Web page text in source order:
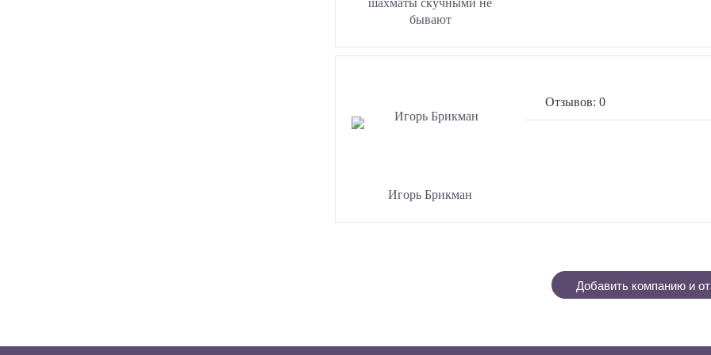
шахматы скучными не
бывают
Игорь Брикман
Отзывов: 0
Добавить компанию и